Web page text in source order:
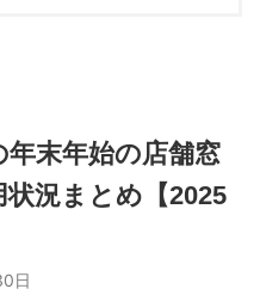
末年始の店舗窓
状況まとめ【2025
日